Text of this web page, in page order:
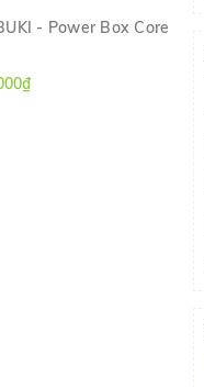
XEM NHANH
- Power Box Core